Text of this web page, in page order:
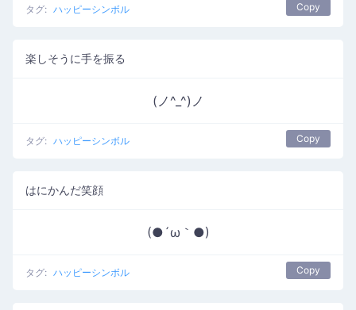
タグ: ハッピーシンボル Copy
楽しそうに手を振る
(ノ^_^)ノ
タグ: ハッピーシンボル Copy
はにかんだ笑顔
(●´ω｀●)
タグ: ハッピーシンボル Copy